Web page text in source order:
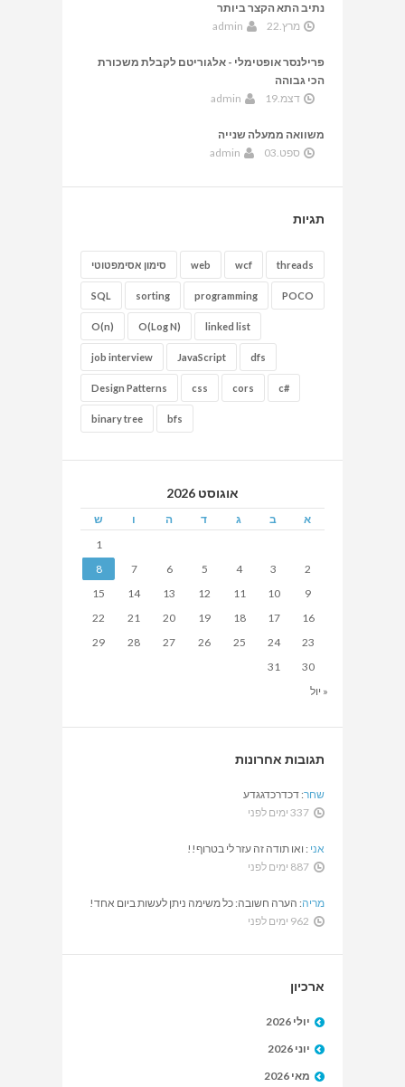
נתיב התא הקצר ביותר
מרץ.22
admin
פרילנסר אופטימלי - אלגוריטם לקבלת משכורת
הכי גבוהה
דצמ.19
admin
משוואה ממעלה שנייה
ספט.03
admin
תגיות
סימון אסימפטוטי web wcf threads
SQL sorting programming POCO
O(n) O(Log N) linked list
job interview JavaScript dfs
Design Patterns css cors c#
binary tree bfs
אוגוסט 2026
א ב ג ד ה ו ש
« יול
1
2
3
4
5
6
7
8
9
10
11
12
13
14
15
16
17
18
19
20
21
22
23
24
25
26
27
28
29
30
31
תגובות אחרונות
שחר: דכדרכדגגדע
337 ימים לפני
אני : ואו תודה זה עזר לי בטרוף!!
887 ימים לפני
מריה: הערה חשובה: כל משימה ניתן לעשות ביום אחד!
962 ימים לפני
ארכיון
יולי 2026
יוני 2026
מאי 2026